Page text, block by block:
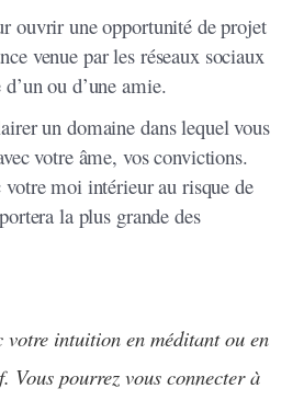
ouvrir une opportunité de projet
venue par les réseaux sociaux
ou d’une amie.
un domaine dans lequel vous
votre âme, vos convictions.
votre moi intérieur au risque de
la plus grande des
votre intuition en méditant ou en
pourrez vous connecter à